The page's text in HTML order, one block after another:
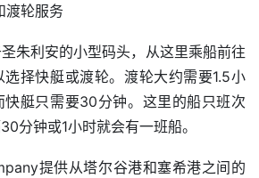
渡轮服务
朱利安的小型码头，从这里乘船前往
择快艇或渡轮。渡轮大约需要1.5小
快艇只需要30分钟。这里的船只班次
分钟或1小时就会有一班船。
提供从塔尔谷港和塞希港之间的